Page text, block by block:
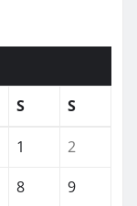
S S
1
2
8
9